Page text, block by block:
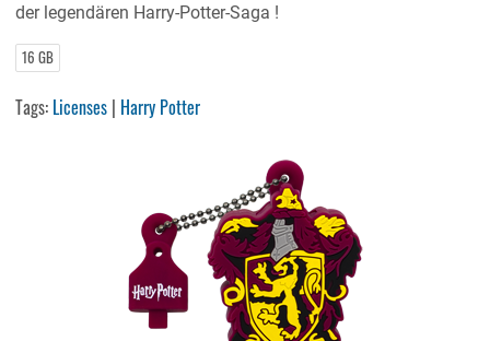
der legendären Harry-Potter-Saga !
16 GB
Tags: Licenses | Harry Potter